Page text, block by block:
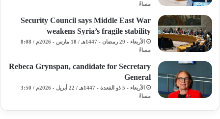
مساءً
Security Council says Middle East War
weakens Syria’s fragile stability
الأربعاء - 29 رمضان - 1447هـ / 18 مارس - 2026م / 8:08
مساءً
Rebeca Grynspan, candidate for Secretary
General
الأربعاء - 5 ذو القعدة - 1447هـ / 22 أبريل - 2026م / 3:50
مساءً